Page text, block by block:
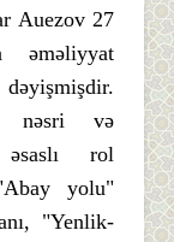
Auezov 27
əməliyyat
nəsri və
əsaslı rol
yolu"
"Yenlik-